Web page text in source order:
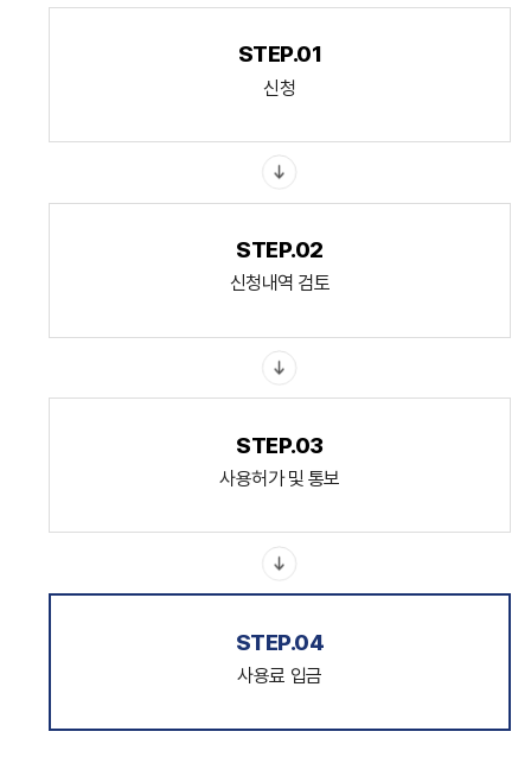
STEP.01
신청
STEP.02
신청내역 검토
STEP.03
사용허가 및 통보
STEP.04
사용료 입금